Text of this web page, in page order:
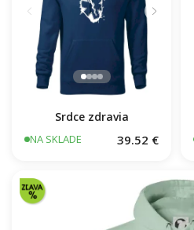
NA SKLADE 39.52 €